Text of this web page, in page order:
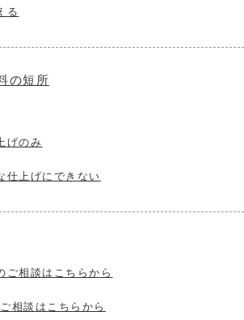
る
の短所
げのみ
仕上げにできない
ご相談はこちらから
相談はこちらから